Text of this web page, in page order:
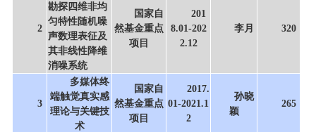
2
勘探四维非均
匀特性随机噪
声数理表征及
其非线性降维
消噪系统
国家自
然基金重点
项目
201
8.01-202
2.12
李月 320
3
多媒体终
端触觉真实感
理论与关键技
术
国家自
然基金重点
项目
2017.
01-2021.1
2
孙晓
颖
265